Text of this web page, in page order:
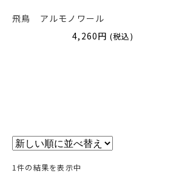
飛鳥 アルモノワール
4,260円 (税込)
1件の結果を表示中